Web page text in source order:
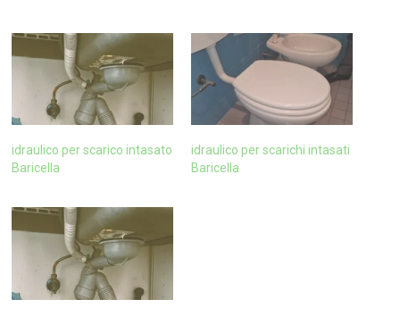
idraulico per scarico intasato
Baricella
idraulico per scarichi intasati
Baricella